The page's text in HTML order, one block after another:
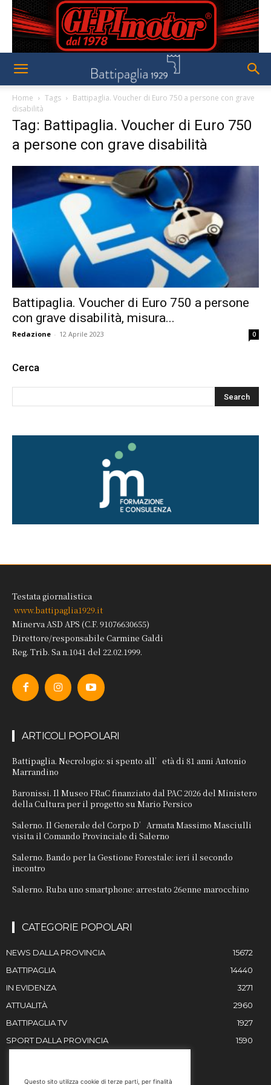
Home Tags
Battipaglia. Voucher di Euro 750 a persone con grave
disabilità
Tag: Battipaglia. Voucher di Euro 750
a persone con grave disabilità
Battipaglia. Voucher di Euro 750 a persone
con grave disabilità, misura...
Redazione - 12 Aprile 2023 0
Cerca
Testata giornalistica
www.battipaglia1929.it
Minerva ASD APS (C.F. 91076630655)
Direttore/responsabile Carmine Galdi
Reg. Trib. Sa n.1041 del 22.02.1999.
ARTICOLI POPOLARI
Battipaglia. Necrologio: si spento all’età di 81 anni Antonio
Marrandino
Baronissi. Il Museo FRaC finanziato dal PAC 2026 del Ministero
della Cultura per il progetto su Mario Persico
Salerno. Il Generale del Corpo D’Armata Massimo Masciulli
visita il Comando Provinciale di Salerno
Salerno. Bando per la Gestione Forestale: ieri il secondo
incontro
Salerno. Ruba uno smartphone: arrestato 26enne marocchino
CATEGORIE POPOLARI
NEWS DALLA PROVINCIA
15672
BATTIPAGLIA
14440
IN EVIDENZA
3271
ATTUALITÀ
2960
BATTIPAGLIA TV
1927
SPORT DALLA PROVINCIA
1590
Questo sito utilizza cookie di terze parti, per finalità